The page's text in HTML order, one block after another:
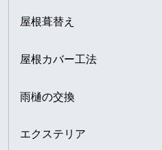
屋根葺替え
屋根カバー工法
雨樋の交換
エクステリア